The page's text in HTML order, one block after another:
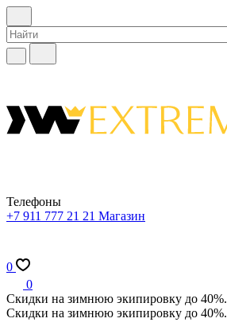
Телефоны
+7 911 777 21 21 Магазин
0
0
Скидки на зимнюю экипировку до 40%.
Скидки на зимнюю экипировку до 40%.